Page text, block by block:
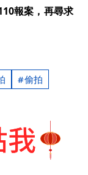
報案，再尋求
偷拍